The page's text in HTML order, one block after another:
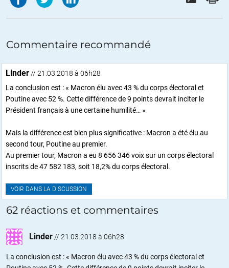
Commentaire recommandé
Linder// 21.03.2018 à 06h28
La conclusion est : « Macron élu avec 43 % du corps électoral et
Poutine avec 52 %. Cette différence de 9 points devrait inciter le
Président français à une certaine humilité… »
Mais la différence est bien plus significative : Macron a été élu au
second tour, Poutine au premier.
Au premier tour, Macron a eu 8 656 346 voix sur un corps électoral
inscrits de 47 582 183, soit 18,2% du corps électoral.
VOIR DANS LA DISCUSSION
62 réactions et commentaires
Linder// 21.03.2018 à 06h28
La conclusion est : « Macron élu avec 43 % du corps électoral et